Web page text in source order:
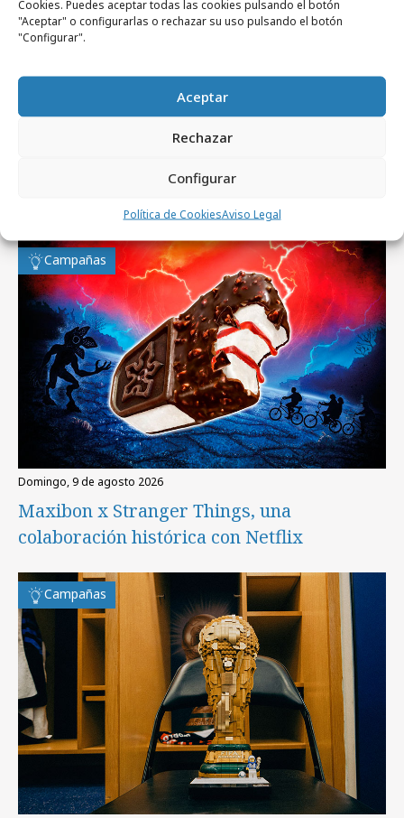
Cookies. Puedes aceptar todas las cookies pulsando el botón
"Aceptar" o configurarlas o rechazar su uso pulsando el botón
"Configurar".
Aceptar
Rechazar
Configurar
Política de CookiesAviso Legal
Noticias Relacionadas
No se han encontrado noticias relacionadas.
Artículos recientes
Campañas
domingo, 9 de agosto 2026
Maxibon x Stranger Things, una
colaboración histórica con Netflix
Campañas